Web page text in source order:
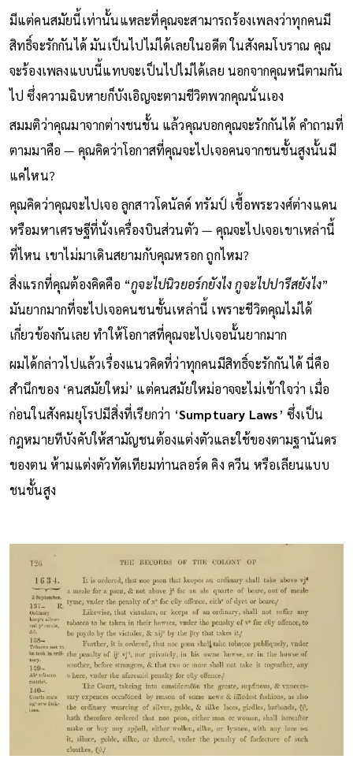
มีแต่คนสมัยนี้เท่านั้นแหละที่คุณจะสามารถร้องเพลงว่าทุกคนมี
สิทธิ์จะรักกันได้ มันเป็นไปไม่ได้เลยในอดีต ในสังคมโบราณ คุณ
จะร้องเพลงแบบนี้แทบจะเป็นไปไม่ได้เลย นอกจากคุณหนีตามกัน
ไป ซึ่งความฉิบหายก็บังเอิญจะตามชีวิตพวกคุณนั่นเอง
สมมติว่าคุณมาจากต่างชนชั้น แล้วคุณบอกคุณจะรักกันได้ คำถามที่
ตามมาคือ — คุณคิดว่าโอกาสที่คุณจะไปเจอคนจากชนชั้นสูงนั้นมี
แค่ไหน?
คุณคิดว่าคุณจะไปเจอ ลูกสาวโดนัลด์ ทรัมป์ เชื้อพระวงศ์ต่างแดน
หรือมหาเศรษฐีที่นั่งเครื่องบินส่วนตัว — คุณจะไปเจอเขาเหล่านี้
ที่ไหน เขาไม่มาเดินสยามกับคุณหรอก ถูกไหม?
สิ่งแรกที่คุณต้องคิดคือ “กูจะไปนิวยอร์กยังไง กูจะไปปารีสยังไง”
มันยากมากที่จะไปเจอคนชนชั้นเหล่านี้ เพราะชีวิตคุณไม่ได้
เกี่ยวข้องกันเลย ทำให้โอกาสที่คุณจะไปเจอนั้นยากมาก
ผมได้กล่าวไปแล้วเรื่องแนวคิดที่ว่าทุกคนมีสิทธิ์จะรักกันได้ นี่คือ
สำนึกของ ‘คนสมัยใหม่’ แต่คนสมัยใหม่อาจจะไม่เข้าใจว่า เมื่อ
ก่อนในสังคมยุโรปมีสิ่งที่เรียกว่า ‘Sumptuary Laws’ ซึ่งเป็น
กฎหมายทีบังคับให้สามัญชนต้องแต่งตัวและใช้ของตามฐานันดร
ของตน ห้ามแต่งตัวทัดเทียมท่านลอร์ด คิง ควีน หรือเลียนแบบ
ชนชั้นสูง